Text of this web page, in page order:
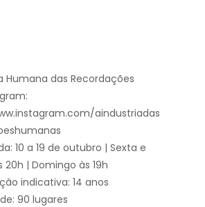
Humana das Recordações
aindustriadas
10 a 19 de outubro | Sexta e
20h | Domingo às 19h
indicativa: 14 anos
90 lugares